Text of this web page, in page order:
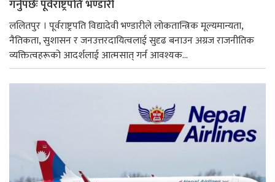
गर्नुपर्छः पूर्वराष्ट्रपति भण्डारी
ललितपुर । पूर्वराष्ट्रपति विद्यादेवी भण्डारीले लोकतान्त्रिक मूल्यमान्यता,
नैतिकता, सुशासन र जनउत्तरदायित्वलाई सुदृढ बनाउन अग्रज राजनीतिक
व्यक्तित्वहरूको आदर्शलाई आत्मसात् गर्न आवश्यक...